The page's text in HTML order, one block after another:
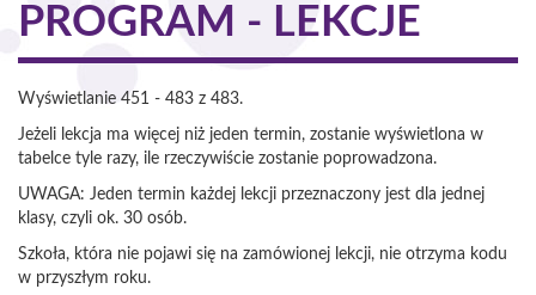
PROGRAM - LEKCJE
Wyświetlanie 451 - 483 z 483.
Jeżeli lekcja ma więcej niż jeden termin, zostanie wyświetlona w
tabelce tyle razy, ile rzeczywiście zostanie poprowadzona.
UWAGA: Jeden termin każdej lekcji przeznaczony jest dla jednej
klasy, czyli ok. 30 osób.
Szkoła, która nie pojawi się na zamówionej lekcji, nie otrzyma kodu
w przyszłym roku.